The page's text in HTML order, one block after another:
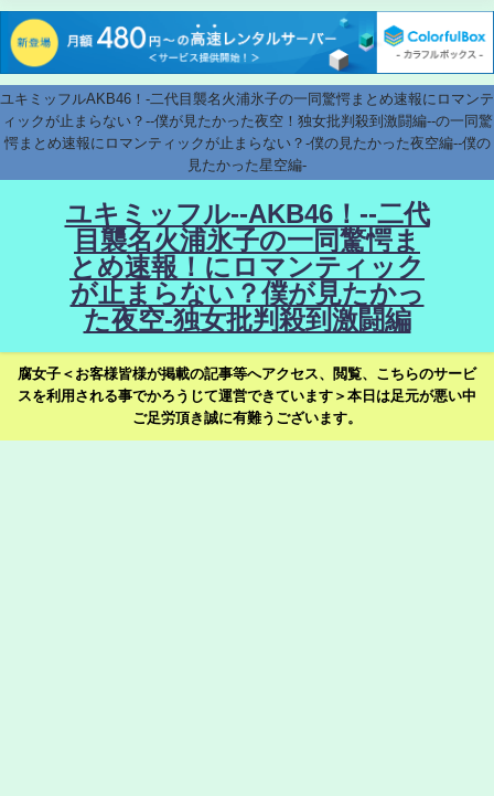
ユキミッフルAKB46！-二代目襲名火浦氷子の一同驚愕まとめ速報にロマンテ
ィックが止まらない？--僕が見たかった夜空！独女批判殺到激闘編--の一同驚
愕まとめ速報にロマンティックが止まらない？-僕の見たかった夜空編--僕の
見たかった星空編-
ユキミッフル--AKB46！--二代
目襲名火浦氷子の一同驚愕ま
とめ速報！にロマンティック
が止まらない？僕が見たかっ
た夜空-独女批判殺到激闘編
腐女子＜お客様皆様が掲載の記事等へアクセス、閲覧、こちらのサービ
スを利用される事でかろうじて運営できています＞本日は足元が悪い中
ご足労頂き誠に有難うございます。